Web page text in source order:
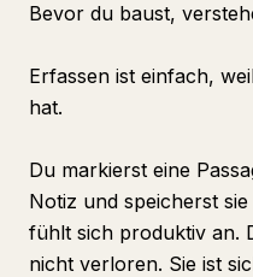
Bevor du baust,
Erfassen ist einfach,
hat.
Du markierst eine
Notiz und speicherst
fühlt sich produktiv an.
nicht verloren. Sie ist